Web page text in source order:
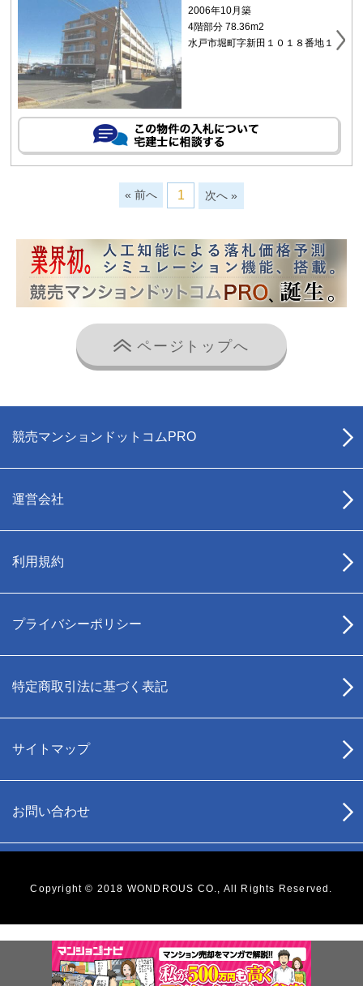
2006年10月築
4階部分 78.36m2
水戸市堀町字新田１０１８番地１
« 前へ 1 次へ »
ページトップへ
競売マンションドットコムPRO
運営会社
利用規約
プライバシーポリシー
特定商取引法に基づく表記
サイトマップ
お問い合わせ
Copyright © 2018 WONDROUS CO., All Rights Reserved.